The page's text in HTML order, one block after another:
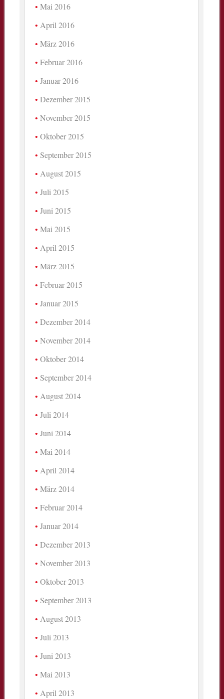
Mai 2016
April 2016
März 2016
Februar 2016
Januar 2016
Dezember 2015
November 2015
Oktober 2015
September 2015
August 2015
Juli 2015
Juni 2015
Mai 2015
April 2015
März 2015
Februar 2015
Januar 2015
Dezember 2014
November 2014
Oktober 2014
September 2014
August 2014
Juli 2014
Juni 2014
Mai 2014
April 2014
März 2014
Februar 2014
Januar 2014
Dezember 2013
November 2013
Oktober 2013
September 2013
August 2013
Juli 2013
Juni 2013
Mai 2013
April 2013